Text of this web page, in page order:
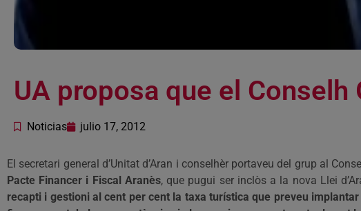
UA proposa que el
Noticias julio 17, 2012
El secretari general d’Unitat d’Aran i conselhèr portaveu del grup al
Pacte Financer i Fiscal Aranès, que pugui ser inclòs a la nova Llei
recapti i gestioni al cent per cent la taxa turística que preveu